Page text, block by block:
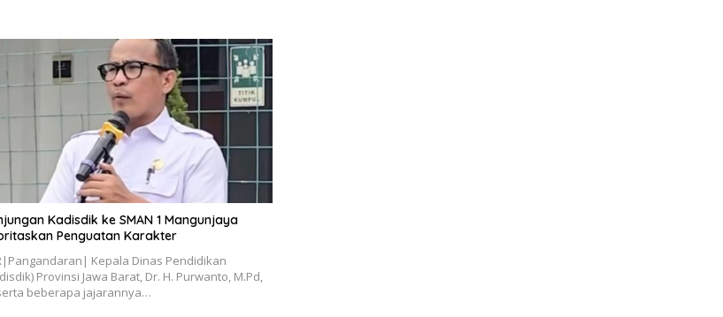
Kadisdik ke SMAN 1 Mangunjaya
Penguatan Karakter
Kepala Dinas Pendidikan
Provinsi Jawa Barat, Dr. H. Purwanto, M.Pd,
beberapa jajarannya…